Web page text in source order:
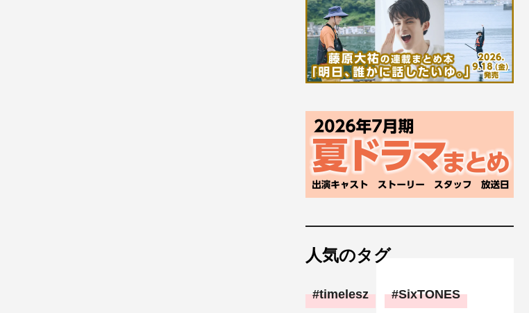
人気のタグ
timelesz SixTONES